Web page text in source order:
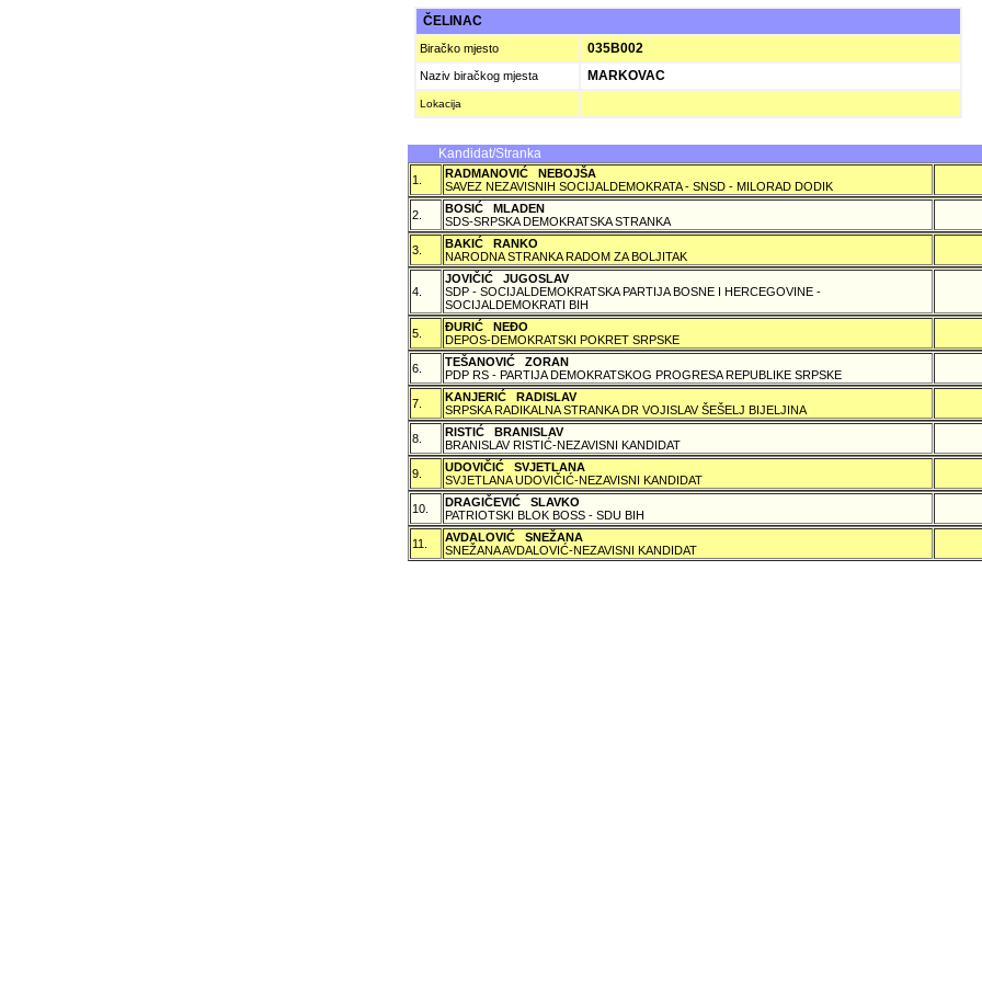
ČELINAC
Biračko mjesto 035B002
Naziv biračkog mjesta MARKOVAC
Lokacija
Kandidat/Stranka
1.
RADMANOVIĆ NEBOJŠA
SAVEZ NEZAVISNIH SOCIJALDEMOKRATA - SNSD - MILORAD DODIK
2.
BOSIĆ MLADEN
SDS-SRPSKA DEMOKRATSKA STRANKA
3.
BAKIĆ RANKO
NARODNA STRANKA RADOM ZA BOLJITAK
4.
JOVIČIĆ JUGOSLAV
SDP - SOCIJALDEMOKRATSKA PARTIJA BOSNE I HERCEGOVINE -
SOCIJALDEMOKRATI BIH
5.
ÐURIĆ NEÐO
DEPOS-DEMOKRATSKI POKRET SRPSKE
6.
TEŠANOVIĆ ZORAN
PDP RS - PARTIJA DEMOKRATSKOG PROGRESA REPUBLIKE SRPSKE
7.
KANJERIĆ RADISLAV
SRPSKA RADIKALNA STRANKA DR VOJISLAV ŠEŠELJ BIJELJINA
8.
RISTIĆ BRANISLAV
BRANISLAV RISTIĆ-NEZAVISNI KANDIDAT
9.
UDOVIČIĆ SVJETLANA
SVJETLANA UDOVIČIĆ-NEZAVISNI KANDIDAT
10.
DRAGIČEVIĆ SLAVKO
PATRIOTSKI BLOK BOSS - SDU BIH
11.
AVDALOVIĆ SNEŽANA
SNEŽANA AVDALOVIĆ-NEZAVISNI KANDIDAT